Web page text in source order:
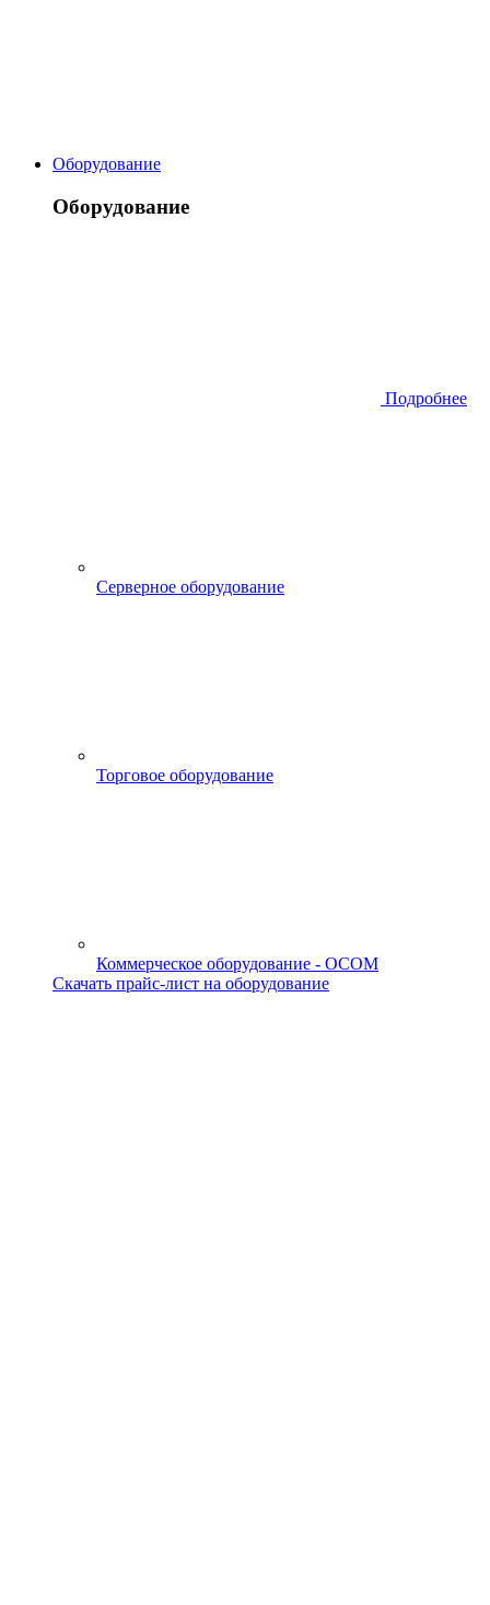
Оборудование
Оборудование
Подробнее
Серверное оборудование
Торговое оборудование
Коммерческое оборудование - OCOM
Скачать прайс-лист на оборудование